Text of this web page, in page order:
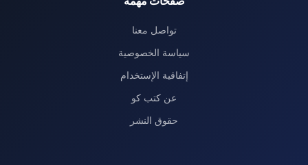
تواصل معنا
سياسة الخصوصية
إتفاقية الإستخدام
عن كتب كو
حقوق النشر